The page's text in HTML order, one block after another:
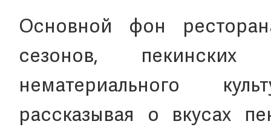
Основной фон
сезонов,
нематериального
рассказывая о вкусах